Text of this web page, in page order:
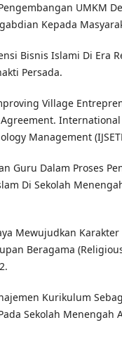
UMKM
Kepada
Bisnis Islami Di Era
Persada.
Village
International
Management
Guru Dalam Proses
Di Sekolah
Mewujudkan Karakter
Beragama
Kurikulum
Sekolah Menengah